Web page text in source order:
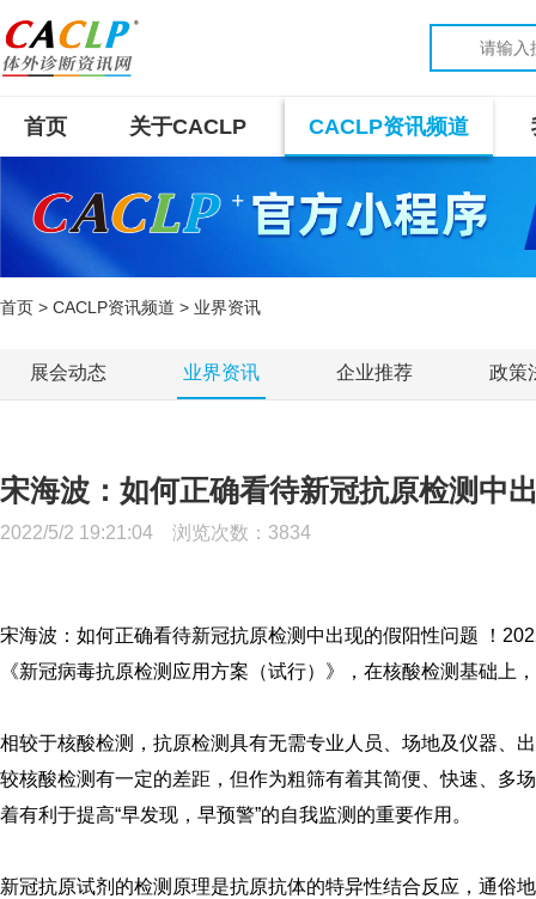
首页 关于CACLP CACLP资讯频道
首页 > CACLP资讯频道 > 业界资讯
展会动态 业界资讯 企业推荐 政策
宋海波：如何正确看待新冠抗原检测中
2022/5/2 19:21:04 浏览次数： 3834
宋海波：如何正确看待新冠抗原检测中出现的假阳性问题 ！
《新冠病毒抗原检测应用方案（试行）》，在核酸检测基础上
相较于核酸检测，抗原检测具有无需专业人员、场地及仪器、
较核酸检测有一定的差距，但作为粗筛有着其简便、快速、多
着有利于提高“早发现，早预警”的自我监测的重要作用。
新冠抗原试剂的检测原理是抗原抗体的特异性结合反应，通俗